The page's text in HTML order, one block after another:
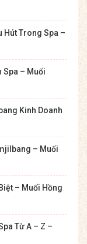
Hút Trong Spa –
Spa – Muối
Kinh Doanh
– Muối
– Muối Hồng
Từ A – Z –